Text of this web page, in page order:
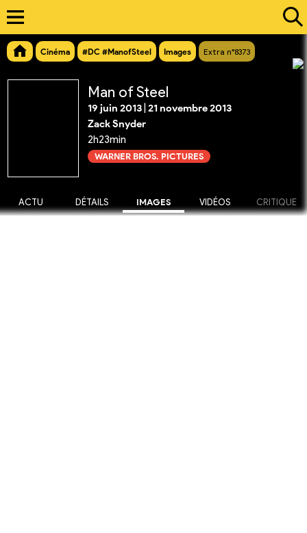
Cinéma #DC #ManofSteel Images Extra n°8373
Man of Steel
19 juin 2013 21 novembre 2013
Zack Snyder
2h23min
WARNER BROS. PICTURES
ACTU DÉTAILS IMAGES VIDÉOS CRITIQUE